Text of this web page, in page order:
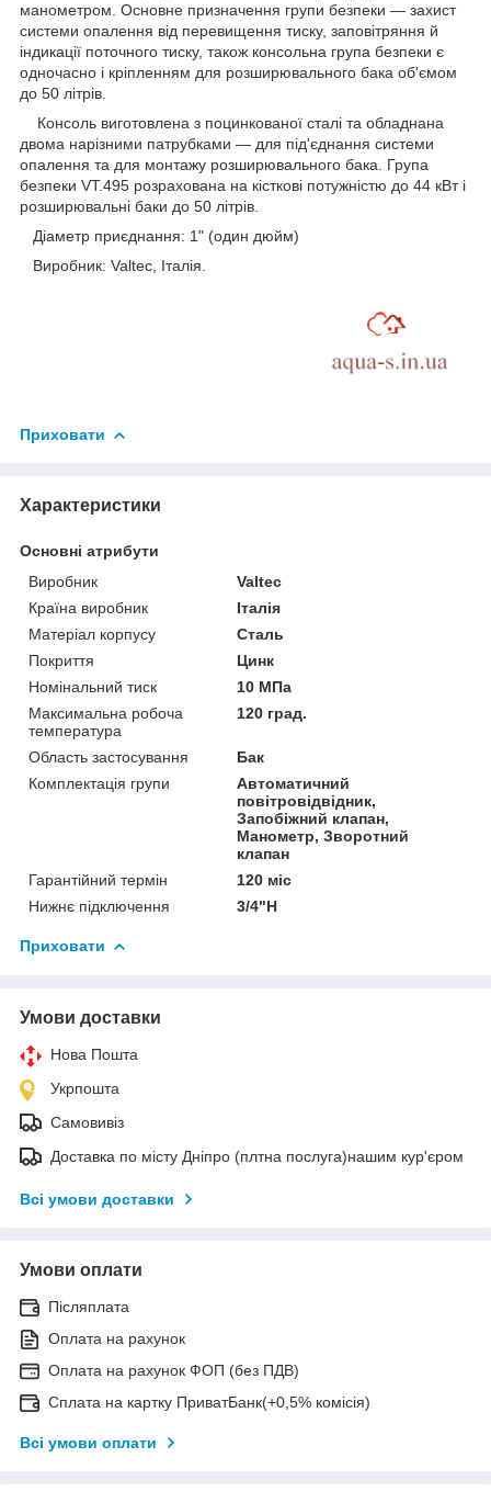
манометром. Основне призначення групи безпеки — захист
системи опалення від перевищення тиску, заповітряння й
індикації поточного тиску, також консольна група безпеки є
одночасно і кріпленням для розширювального бака об'ємом
до 50 літрів.
Консоль виготовлена з поцинкованої сталі та обладнана
двома нарізними патрубками — для під'єднання системи
опалення та для монтажу розширювального бака. Група
безпеки VT.495 розрахована на кісткові потужністю до 44 кВт і
розширювальні баки до 50 літрів.
Діаметр приєднання: 1" (один дюйм)
Виробник: Valtec, Італія.
Приховати
Характеристики
Основні атрибути
Виробник
Valtec
Країна виробник
Італія
Матеріал корпусу
Сталь
Покриття
Цинк
Номінальний тиск
10 МПа
Максимальна робоча
температура
120 град.
Область застосування
Бак
Комплектація групи
Автоматичний
повітровідвідник,
Запобіжний клапан,
Манометр, Зворотний
клапан
Гарантійний термін
120 міс
Нижнє підключення
3/4"Н
Приховати
Умови доставки
Нова Пошта
Укрпошта
Самовивіз
Доставка по місту Дніпро (плтна послуга)нашим кур'єром
Всі умови доставки
Умови оплати
Післяплата
Оплата на рахунок
Оплата на рахунок ФОП (без ПДВ)
Сплата на картку ПриватБанк(+0,5% комісія)
Всі умови оплати